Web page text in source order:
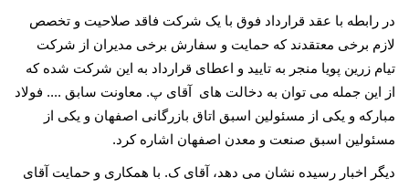
در رابطه با عقد قرارداد فوق با یک شرکت فاقد صلاحیت و تخصص
لازم برخی معتقدند که حمایت و سفارش برخی مدیران از شرکت
تیام زرین پویا منجر به تایید و اعطای قرارداد به این شرکت شده که
از این جمله می توان به دخالت های آقای پ. معاونت سابق .... فولاد
مبارکه و یکی از مسئولین اسبق اتاق بازرگانی اصفهان و یکی از
مسئولین اسبق صنعت و معدن اصفهان اشاره کرد.
دیگر اخبار رسیده نشان می دهد، آقای ک. با همکاری و حمایت آقای